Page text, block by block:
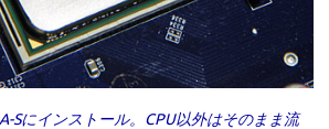
Sにインストール。CPU以外はそのまま流